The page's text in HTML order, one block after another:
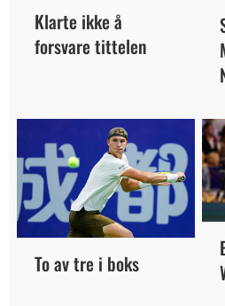
Klarte ikke å
forsvare tittelen
To av tre i boks